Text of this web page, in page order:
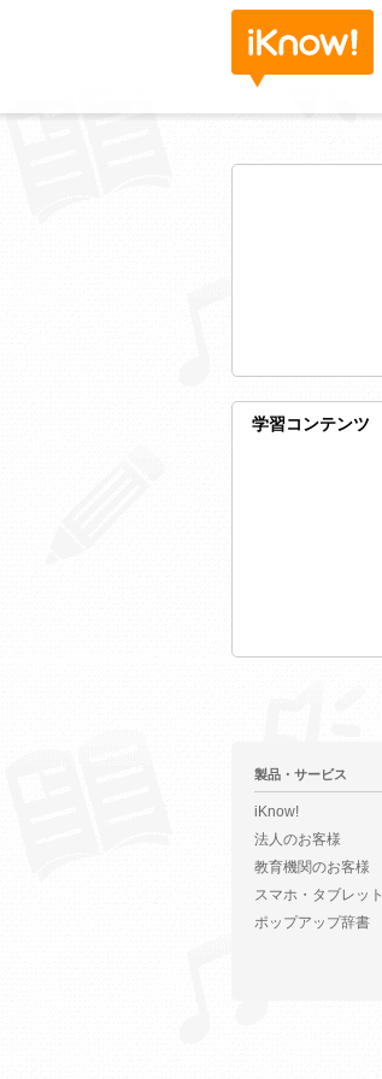
学習コンテンツ
製品・サービス
iKnow!
法人のお客様
教育機関のお客様
スマホ・タブレット
ポップアップ辞書